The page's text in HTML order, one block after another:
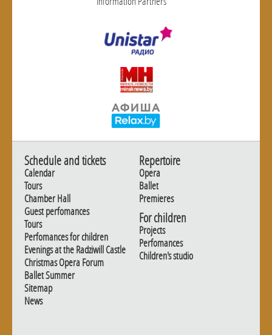
Schedule and tickets
Calendar
Tours
Chamber Hall
Guest perfomances
Tours
Perfomances for children
Evenings at the Radziwill Castle
Christmas Opera Forum
Ballet Summer
Sitemap
News
Repertoire
Opera
Ballet
Premieres
For children
Projects
Perfomances
Children's studio